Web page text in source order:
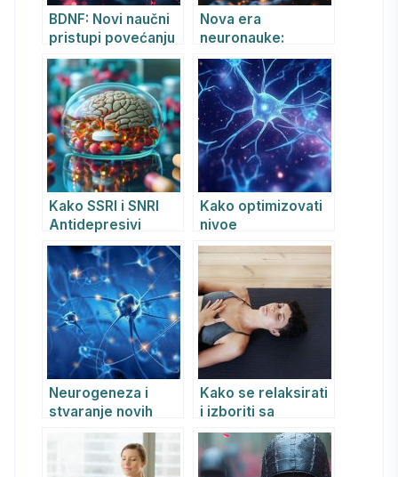
BDNF: Novi naučni
pristupi povećanju
BDNF u mozgu:
epigenetika,
mikrobiom i
personalizovana
terapija
Nova era
neuronauke:
integrativni i
personalizovani
pristupi
modifikaciji BDNF-a
za optimalnu
neuroplastičnost i
mentalno
blagostanje
Kako SSRI i SNRI
Antidepresivi
Povećavaju
Neurogenezu i
Neuroplastičnost
preko BDNF
Kako optimizovati
nivoe
Neurotrofnog
moždanog faktora
(BDNF) radi
unapređenja
mentalnog zdravlja
i kognitivnih
sposobnosti
Neurogeneza i
stvaranje novih
neurona u mozgu i
u starosti je
moguća
Kako se relaksirati
i izboriti sa
stresom?